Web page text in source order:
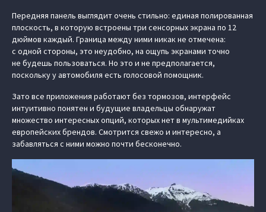
Передняя панель выглядит очень стильно: единая полированная
плоскость, в которую встроены три сенсорных экрана по 12
дюймов каждый. Граница между ними никак не отмечена:
с одной стороны, это неудобно, на ощупь экранами точно
не будешь пользоваться. Но это и не предполагается,
поскольку у автомобиля есть голосовой помощник.
Зато все приложения работают без тормозов, интерфейс
интуитивно понятен и будущие владельцы обнаружат
множество интересных опций, которых нет в мультимедийках
европейских брендов. Смотрится свежо и интересно, а
забавляться с ними можно почти бесконечно.